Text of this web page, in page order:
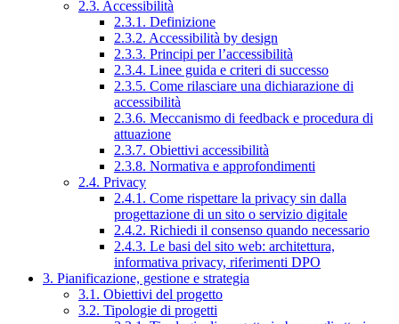
2.3. Accessibilità
2.3.1. Definizione
2.3.2. Accessibilità by design
2.3.3. Principi per l’accessibilità
2.3.4. Linee guida e criteri di successo
2.3.5. Come rilasciare una dichiarazione di
accessibilità
2.3.6. Meccanismo di feedback e procedura di
attuazione
2.3.7. Obiettivi accessibilità
2.3.8. Normativa e approfondimenti
2.4. Privacy
2.4.1. Come rispettare la privacy sin dalla
progettazione di un sito o servizio digitale
2.4.2. Richiedi il consenso quando necessario
2.4.3. Le basi del sito web: architettura,
informativa privacy, riferimenti DPO
3. Pianificazione, gestione e strategia
3.1. Obiettivi del progetto
3.2. Tipologie di progetti